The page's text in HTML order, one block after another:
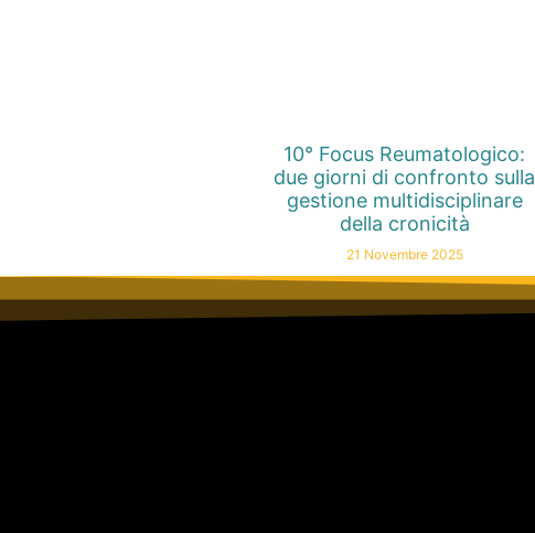
10° Focus Reumatologico:
due giorni di confronto sulla
gestione multidisciplinare
della cronicità
21 Novembre 2025